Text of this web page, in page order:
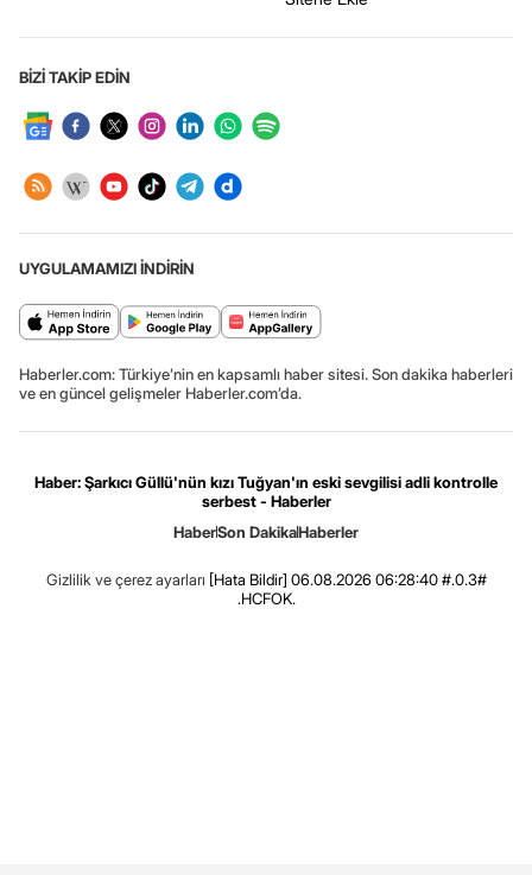
BİZİ TAKİP EDİN
UYGULAMAMIZI İNDİRİN
Haberler.com: Türkiye’nin en kapsamlı haber sitesi. Son dakika haberleri
ve en güncel gelişmeler Haberler.com’da.
Haber: Şarkıcı Güllü'nün kızı Tuğyan'ın eski sevgilisi adli kontrolle
serbest - Haberler
HaberSon DakikaHaberler
Gizlilik ve çerez ayarları [Hata Bildir] 06.08.2026 06:28:40 #.0.3#
.HCFOK.